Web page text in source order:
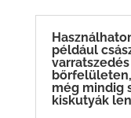
például
bőrfelületen,
még mindig
kiskutyák